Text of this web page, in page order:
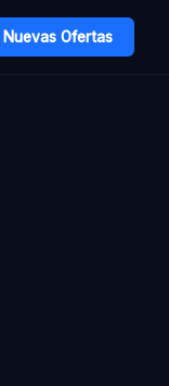
Nuevas Ofertas